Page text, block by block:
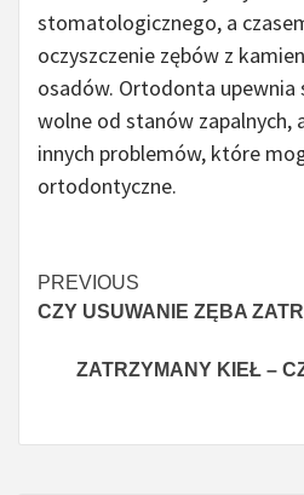
stomatologicznego, a
oczyszczenie zębów z
osadów. Ortodonta upewnia
wolne od stanów zapalnych,
innych problemów, które
ortodontyczne.
Continue
Reading
PREVIOUS
CZY USUWANIE ZĘBA
ZATRZYMANY KIEŁ –